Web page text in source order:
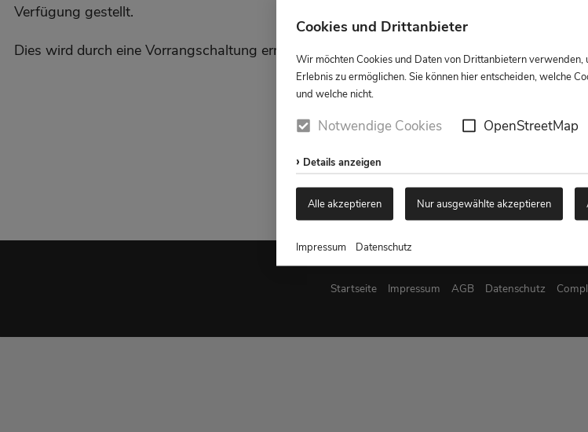
Cookies und Drittanbieter
Wir möchten Cookies und Daten von Drittanbietern verwenden,
Erlebnis zu ermöglichen. Sie können hier entscheiden, welche
und welche nicht.
Notwendige Cookies OpenStreetMap
Details anzeigen
Alle akzeptieren Nur ausgewählte akzeptieren
Impressum Datenschutz
Verfügung gestellt.
Dies wird durch eine Vorrangschaltung ermöglicht. (Reserveluftvorrangventil)
Startseite Impressum AGB Datenschutz